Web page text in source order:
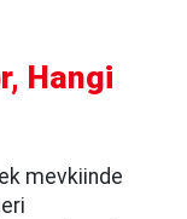
Hangi
mevkiinde